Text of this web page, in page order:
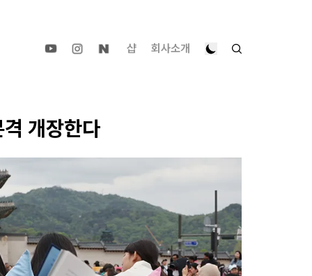
샵 회사소개
개장한다